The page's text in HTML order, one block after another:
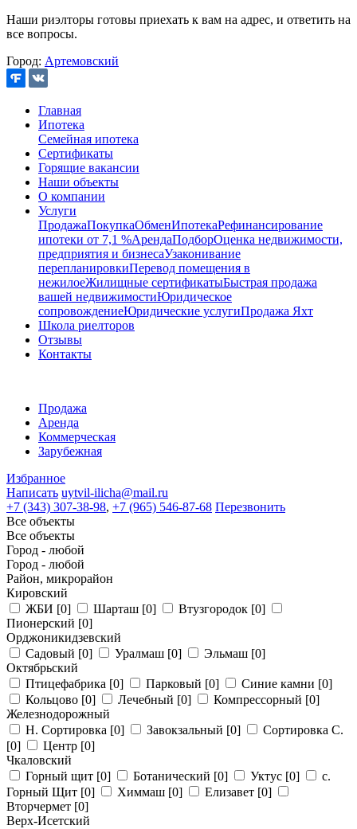
Наши риэлторы готовы приехать к вам на адрес, и ответить на
все вопросы.
Город: Артемовский
Главная
Ипотека
Семейная ипотека
Сертификаты
Горящие вакансии
Наши объекты
О компании
Услуги
ПродажаПокупкаОбменИпотекаРефинансирование
ипотеки от 7,1 %АрендаПодборОценка недвижимости,
предприятия и бизнесаУзаконивание
перепланировкиПеревод помещения в
нежилоеЖилищные сертификатыБыстрая продажа
вашей недвижимостиЮридическое
сопровождениеЮридические услугиПродажа Яхт
Школа риелторов
Отзывы
Контакты
Продажа
Аренда
Коммерческая
Зарубежная
Избранное
Написать uytvil-ilicha@mail.ru
+7 (343) 307-38-98, +7 (965) 546-87-68 Перезвонить
Все объекты
Все объекты
Город - любой
Город - любой
Район, микрорайон
Кировский
ЖБИ [0] Шарташ [0] Втузгородок [0]
Пионерский [0]
Орджоникидзевский
Садовый [0] Уралмаш [0] Эльмаш [0]
Октябрьский
Птицефабрика [0] Парковый [0] Синие камни [0]
Кольцово [0] Лечебный [0] Компрессорный [0]
Железнодорожный
Н. Сортировка [0] Завокзальный [0]
Сортировка С.
[0]
Центр [0]
Чкаловский
Горный щит [0] Ботанический [0] Уктус [0]
с.
Горный Щит [0] Химмаш [0] Елизавет [0]
Вторчермет [0]
Верх-Исетский